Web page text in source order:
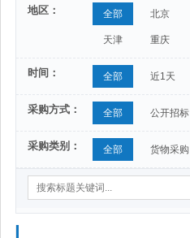
地区： 全部 北京
天津 重庆
时间： 全部 近1天
采购方式： 全部 公开招标
采购类别： 全部 货物采购